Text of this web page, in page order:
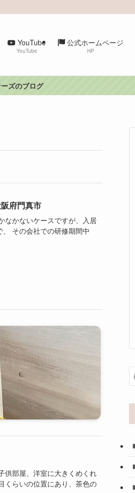
YouTube
YouTube
公式ホームページ
HP
ズのブログ
府門真市
なかないケースですが、入居
その会社での研修期間中
供部屋、洋室に大きくめくれ
くらいの位置にあり、茶色の